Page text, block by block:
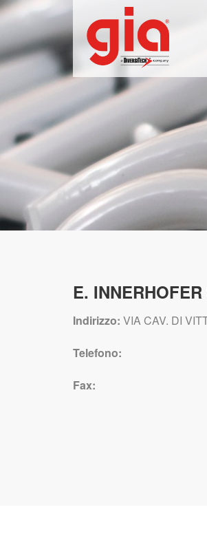
E.
Indirizzo: VIA CAV. DI
Telefono:
Fax: